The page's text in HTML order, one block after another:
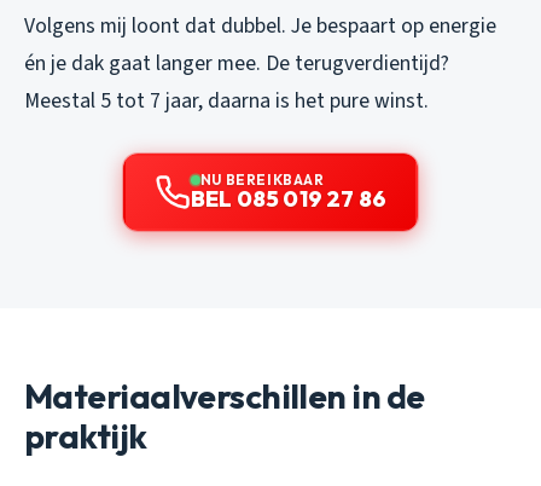
Volgens mij loont dat dubbel. Je bespaart op energie
én je dak gaat langer mee. De terugverdientijd?
Meestal 5 tot 7 jaar, daarna is het pure winst.
NU BEREIKBAAR
BEL 085 019 27 86
Materiaalverschillen in de
praktijk